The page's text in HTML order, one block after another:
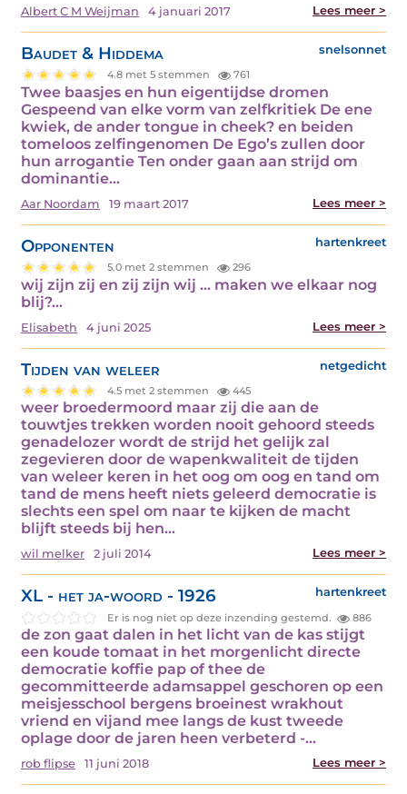
Albert C M Weijman 4 januari 2017 Lees meer >
Baudet & Hiddema snelsonnet
4.8 met 5 stemmen 761
Twee baasjes en hun eigentijdse dromen
Gespeend van elke vorm van zelfkritiek De ene
kwiek, de ander tongue in cheek? en beiden
tomeloos zelfingenomen De Ego’s zullen door
hun arrogantie Ten onder gaan aan strijd om
dominantie…
Aar Noordam 19 maart 2017 Lees meer >
Opponenten hartenkreet
5.0 met 2 stemmen 296
wij zijn zij en zij zijn wij … maken we elkaar nog
blij?…
Elisabeth 4 juni 2025 Lees meer >
Tijden van weleer netgedicht
4.5 met 2 stemmen 445
weer broedermoord maar zij die aan de
touwtjes trekken worden nooit gehoord steeds
genadelozer wordt de strijd het gelijk zal
zegevieren door de wapenkwaliteit de tijden
van weleer keren in het oog om oog en tand om
tand de mens heeft niets geleerd democratie is
slechts een spel om naar te kijken de macht
blijft steeds bij hen…
wil melker 2 juli 2014 Lees meer >
XL - het ja-woord - 1926 hartenkreet
Er is nog niet op deze inzending gestemd. 886
de zon gaat dalen in het licht van de kas stijgt
een koude tomaat in het morgenlicht directe
democratie koffie pap of thee de
gecommitteerde adamsappel geschoren op een
meisjesschool bergens broeinest wrakhout
vriend en vijand mee langs de kust tweede
oplage door de jaren heen verbeterd -…
rob flipse 11 juni 2018 Lees meer >